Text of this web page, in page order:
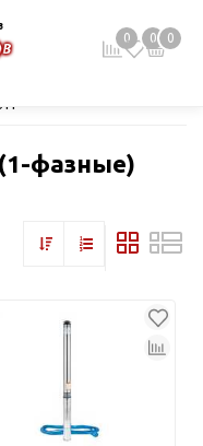
0 0 0
фазные)